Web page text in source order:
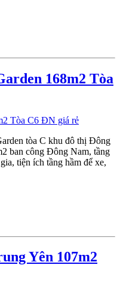
168m2 Tòa
tòa C khu đô thị Đông
ban công Đông Nam, tầng
tiện ích tầng hầm để xe,
Yên 107m2